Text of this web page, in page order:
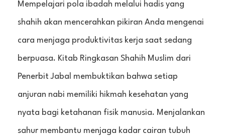
Mempelajari pola ibadah melalui hadis yang
shahih akan mencerahkan pikiran Anda mengenai
cara menjaga produktivitas kerja saat sedang
berpuasa. Kitab Ringkasan Shahih Muslim dari
Penerbit Jabal membuktikan bahwa setiap
anjuran nabi memiliki hikmah kesehatan yang
nyata bagi ketahanan fisik manusia. Menjalankan
sahur membantu menjaga kadar cairan tubuh